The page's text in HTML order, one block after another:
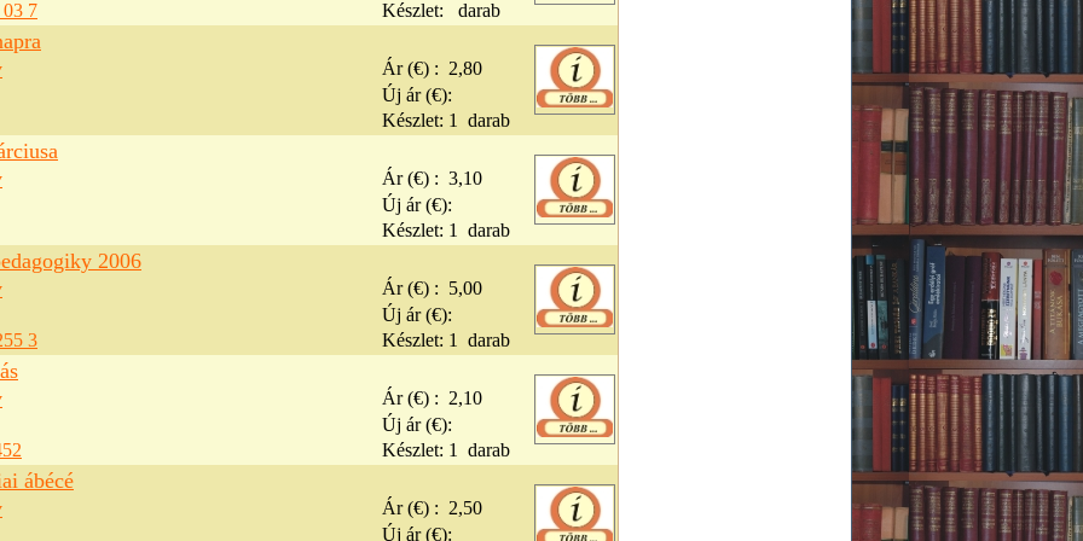
7 Készlet: darab
Ár (€) : 2,80
Új ár (€):
Készlet: 1 darab
Ár (€) : 3,10
Új ár (€):
Készlet: 1 darab
2006
Ár (€) : 5,00
Új ár (€):
3
Készlet: 1 darab
Ár (€) : 2,10
Új ár (€):
Készlet: 1 darab
ábécé
Ár (€) : 2,50
Új ár (€):